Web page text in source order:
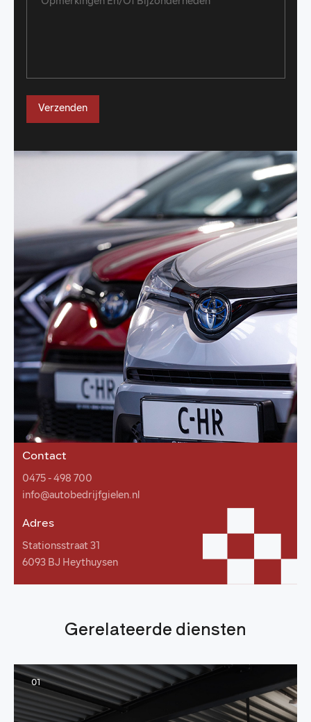
Contact
0475 - 498 700
info@autobedrijfgielen.nl
Adres
Stationsstraat 31
6093 BJ Heythuysen
Verzenden
Gerelateerde diensten
01